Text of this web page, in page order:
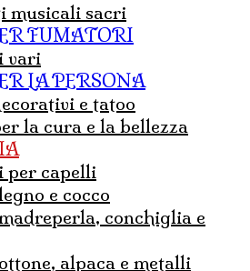
musicali sacri
FUMATORI
vari
LA PERSONA
e tatoo
la cura e la bellezza
per capelli
e cocco